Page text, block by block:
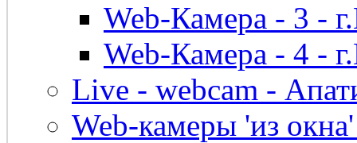
Web-Камера - 3 -
Web-Камера - 4 -
Live - webcam -
Web-камеры 'из